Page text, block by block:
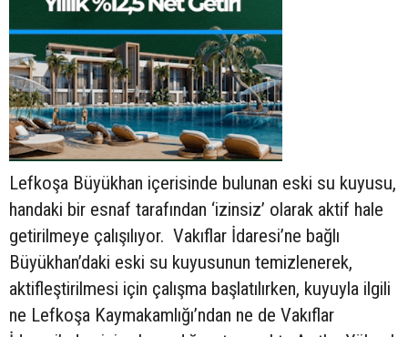
Lefkoşa Büyükhan içerisinde bulunan eski su kuyusu,
handaki bir esnaf tarafından ‘izinsiz’ olarak aktif hale
getirilmeye çalışılıyor. Vakıflar İdaresi’ne bağlı
Büyükhan’daki eski su kuyusunun temizlenerek,
aktifleştirilmesi için çalışma başlatılırken, kuyuyla ilgili
ne Lefkoşa Kaymakamlığı’ndan ne de Vakıflar